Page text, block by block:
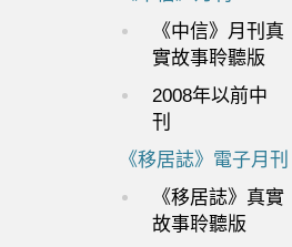
《中信》月刊真
實故事聆聽版
2008年以前中
刊
《移居誌》電子月刊
《移居誌》真實
故事聆聽版